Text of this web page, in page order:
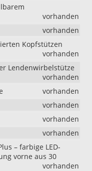
vorhanden
vorhanden
Kopfstützen
vorhanden
Lendenwirbelstütze
vorhanden
vorhanden
vorhanden
vorhanden
vorhanden
– farbige LED-
vorne aus 30
vorhanden